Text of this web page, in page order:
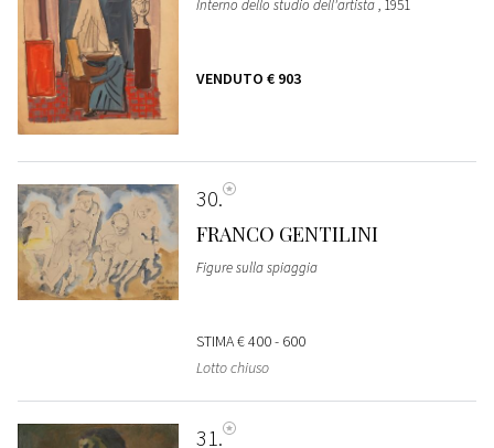
Interno dello studio dell'artista, 1951
VENDUTO € 903
30
FRANCO GENTILINI
Figure sulla spiaggia
STIMA€ 400 - 600
Lotto chiuso
31